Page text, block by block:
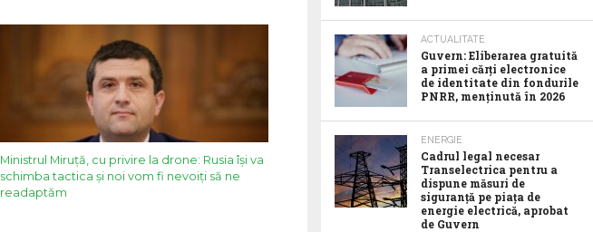
Ministrul Miruță, cu privire la drone: Rusia își va
schimba tactica și noi vom fi nevoiți să ne
readaptăm
ACTUALITATE
Guvern: Eliberarea gratuită
a primei cărți electronice
de identitate din fondurile
PNRR, menținută în 2026
ENERGIE
Cadrul legal necesar
Transelectrica pentru a
dispune măsuri de
siguranță pe piața de
energie electrică, aprobat
de Guvern